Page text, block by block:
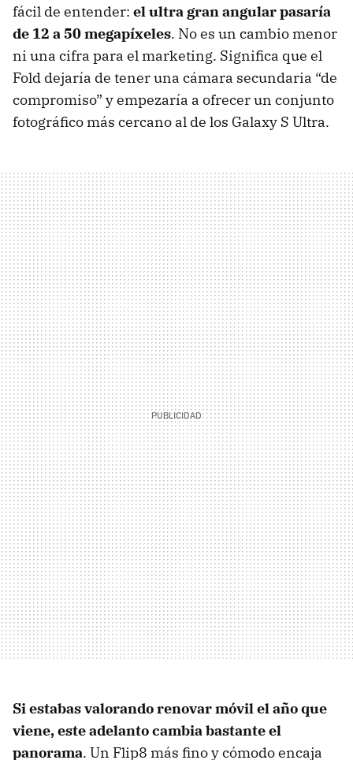
fácil de entender: el ultra gran angular pasaría
de 12 a 50 megapíxeles. No es un cambio menor
ni una cifra para el marketing. Significa que el
Fold dejaría de tener una cámara secundaria “de
compromiso” y empezaría a ofrecer un conjunto
fotográfico más cercano al de los Galaxy S Ultra.
Si estabas valorando renovar móvil el año que
viene, este adelanto cambia bastante el
panorama. Un Flip8 más fino y cómodo encaja